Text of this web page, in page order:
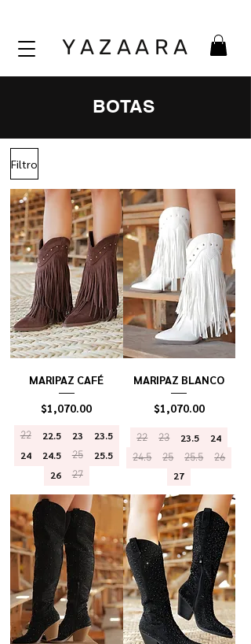
Y A Z A A R A
BOTAS
Filtro
MARIPAZ CAFÉ
Precio
$1,070.00
22 22.5 23
23.5
24
24.5 25
25.5
26
27
MARIPAZ BLANCO
Precio
$1,070.00
22 23 23.5 24
24.5 25 25.5 26
27